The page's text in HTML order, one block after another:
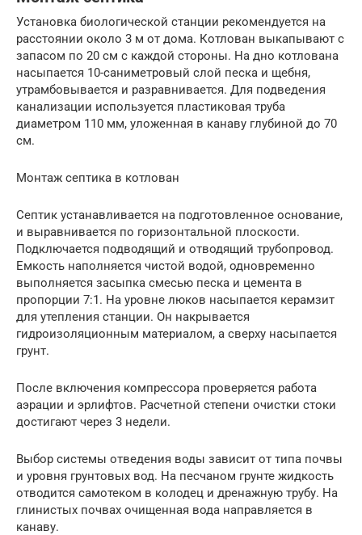
Установка биологической станции рекомендуется на
расстоянии около 3 м от дома. Котлован выкапывают с
запасом по 20 см с каждой стороны. На дно котлована
насыпается 10-саниметровый слой песка и щебня,
утрамбовывается и разравнивается. Для подведения
канализации используется пластиковая труба
диаметром 110 мм, уложенная в канаву глубиной до 70
см.
Монтаж септика в котлован
Септик устанавливается на подготовленное основание,
и выравнивается по горизонтальной плоскости.
Подключается подводящий и отводящий трубопровод.
Емкость наполняется чистой водой, одновременно
выполняется засыпка смесью песка и цемента в
пропорции 7:1. На уровне люков насыпается керамзит
для утепления станции. Он накрывается
гидроизоляционным материалом, а сверху насыпается
грунт.
После включения компрессора проверяется работа
аэрации и эрлифтов. Расчетной степени очистки стоки
достигают через 3 недели.
Выбор системы отведения воды зависит от типа почвы
и уровня грунтовых вод. На песчаном грунте жидкость
отводится самотеком в колодец и дренажную трубу. На
глинистых почвах очищенная вода направляется в
канаву.